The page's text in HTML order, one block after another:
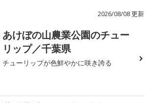
2026/08/08 更新
あけぼの山農業公園のチュー
リップ／千葉県
チューリップが色鮮やかに咲き誇る